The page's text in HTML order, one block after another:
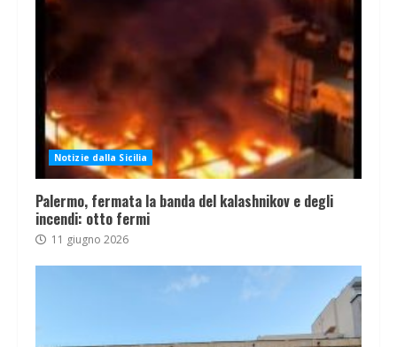
Notizie dalla Sicilia
Palermo, fermata la banda del kalashnikov e degli
incendi: otto fermi
11 giugno 2026